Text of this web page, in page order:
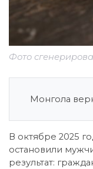
Фото
Монгола
В октябре 2025
остановили
результат: